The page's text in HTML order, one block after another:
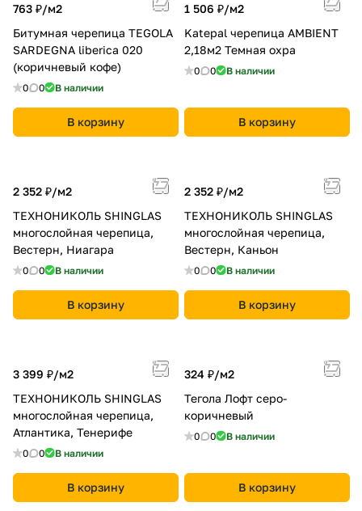
763 ₽/м2
Битумная черепица TEGOLA
SARDEGNA liberica 020
(коричневый кофе)
0 0 В наличии
В корзину
1 506 ₽/м2
Katepal черепица AMBIENT
2,18м2 Темная охра
0 0 В наличии
В корзину
2 352 ₽/м2
ТЕХНОНИКОЛЬ SHINGLAS
многослойная черепица,
Вестерн, Ниагара
0 0 В наличии
В корзину
2 352 ₽/м2
ТЕХНОНИКОЛЬ SHINGLAS
многослойная черепица,
Вестерн, Каньон
0 0 В наличии
В корзину
3 399 ₽/м2
ТЕХНОНИКОЛЬ SHINGLAS
многослойная черепица,
Атлантика, Тенерифе
0 0 В наличии
В корзину
324 ₽/м2
Тегола Лофт серо-
коричневый
0 0 В наличии
В корзину